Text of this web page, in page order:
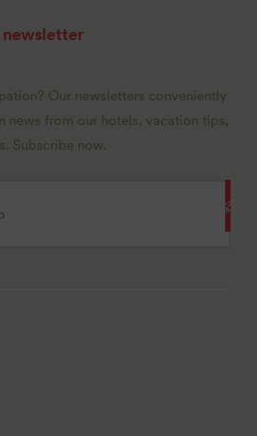
newsletter
Our newsletters conveniently
news from our hotels, vacation tips,
Subscribe now.